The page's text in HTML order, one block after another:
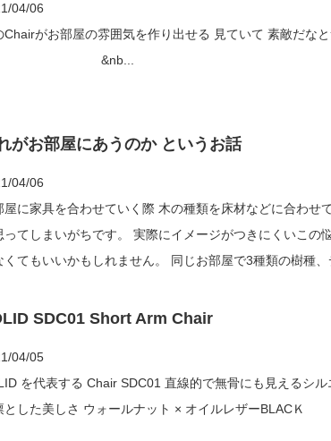
04/06
がお部屋の雰囲気を作り出せる 見ていて 素敵だなと素直に思えるインテリア
&nb...
がお部屋にあうのか というお話
04/06
を合わせていく際 木の種類を床材などに合わせていったほうがいいのでは？
いがちです。 実際にイメージがつきにくいこの悩み 実は、そこまで気になさ
いいかもしれません。 同じお部屋で3種類の樹種、デザイン違いのテーブルを
SDC01 Short Arm Chair
04/05
表する Chair SDC01 直線的で無骨にも見えるシルエット シンプルさが醸し出